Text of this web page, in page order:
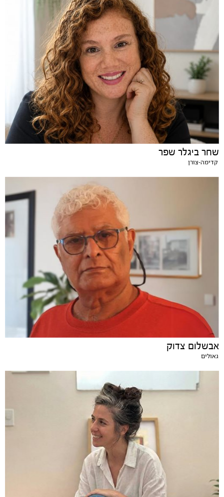
שחר ביגלר שפר
קדימה-צורן
אבשלום צדוק
גאולים